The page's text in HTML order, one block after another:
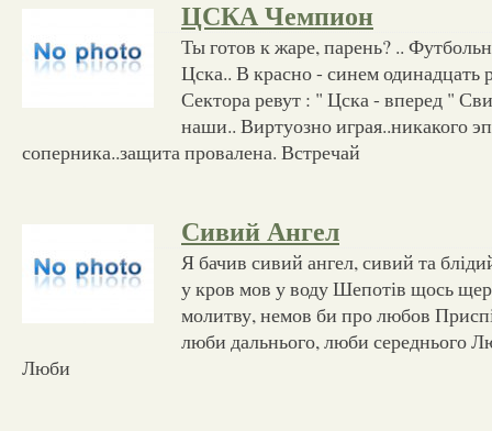
ЦСКА Чемпион
Ты готов к жаре, парень? ..
Цска.. В красно - синем одинадцать
Сектора ревут : " Цска - вперед "
наши.. Виртуозно играя..никакого
соперника..защита провалена. Встречай
Сивий Ангел
Я бачив сивий ангел, сивий та
у кров мов у воду Шепотів щось
молитву, немов би про любов
люби дальнього, люби середнього
Люби